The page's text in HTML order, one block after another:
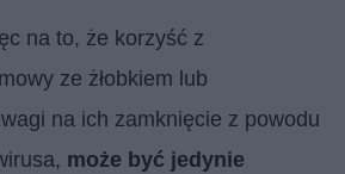
na to, że korzyść z
ze żłobkiem lub
na ich zamknięcie z powodu
może być jedynie